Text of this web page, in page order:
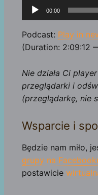
Odtwarzacz
plików
dźwiękowych
00:00
Podcast: Play in
(Duration: 2:09:12
Nie działa Ci
przeglądarki i
(przeglądarkę, nie
Wsparcie i
Będzie nam miło,
grupy na
postawicie